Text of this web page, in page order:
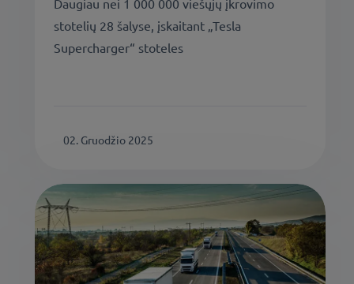
stotelių 28 šalyse, įskaitant „Tesla
Supercharger“ stoteles
02. Gruodžio 2025